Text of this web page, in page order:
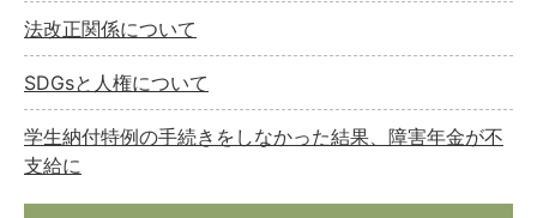
法改正関係について
SDGsと人権について
学生納付特例の手続きをしなかった結果、障害年金が不
支給に